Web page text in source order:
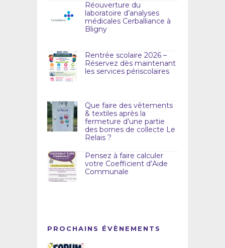
Réouverture du
laboratoire d’analyses
médicales Cerballiance à
Bligny
Rentrée scolaire 2026 –
Réservez dès maintenant
les services périscolaires
Que faire des vêtements
& textiles après la
fermeture d’une partie
des bornes de collecte Le
Relais ?
Pensez à faire calculer
votre Coefficient d’Aide
Communale
PROCHAINS ÉVÈNEMENTS